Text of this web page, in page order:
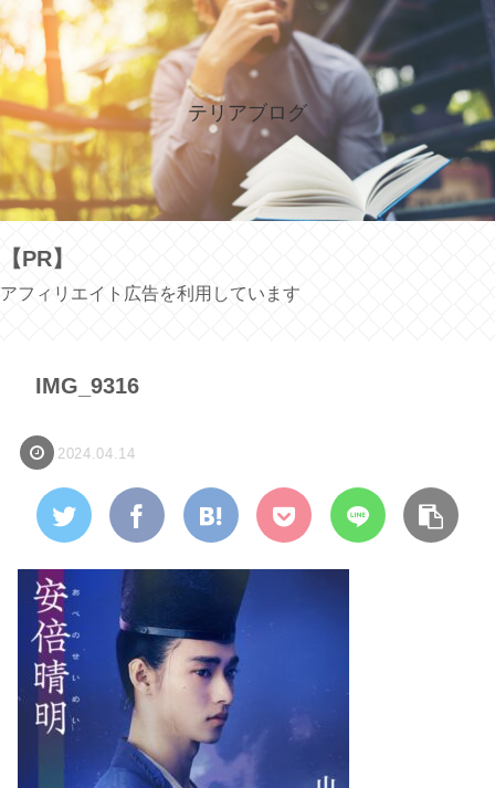
テリアブログ
【PR】
アフィリエイト広告を利用しています
IMG_9316
2024.04.14